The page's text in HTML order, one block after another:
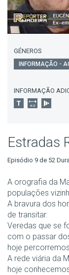
GÉNEROS
INFORMAÇÃO -
INFORMAÇÃO
Estradas
Episódio 9 de 52
A orografia da
populações
A bravura dos
de transitar.
Veredas que se
com o passar
hoje
A rede viária da
hoje